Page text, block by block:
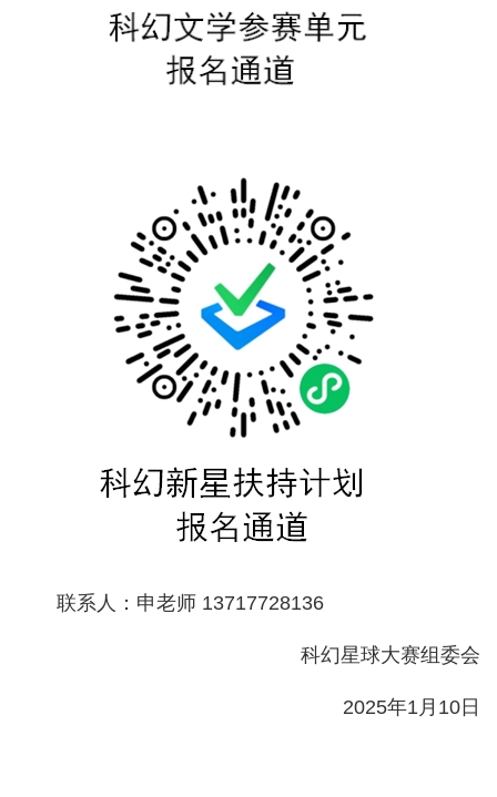
联系人：申老师 13717728136
科幻星球大赛组委会
2025年1月10日